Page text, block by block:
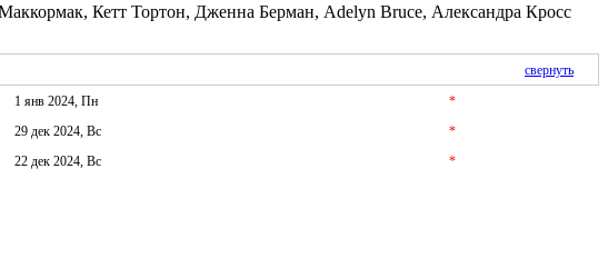
Кетт Тортон, Дженна Берман, Adelyn Bruce, Александра Кросс
свернуть
1 янв 2024, Пн
*
29 дек 2024, Вс
*
22 дек 2024, Вс *